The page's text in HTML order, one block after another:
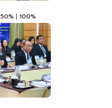
50% | 100%